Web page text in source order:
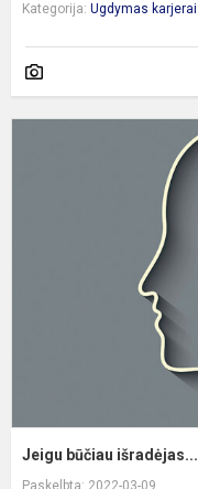
Kategorija: Ugdymas karjerai
Jeigu būčiau išradėjas...
Paskelbta: 2022-03-09